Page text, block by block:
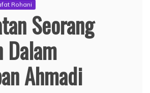
Rohani
Seorang
Dalam
Ahmadi